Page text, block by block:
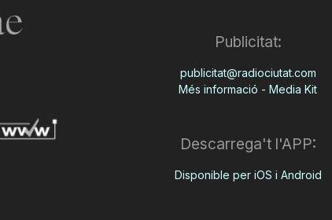
Publicitat:
publicitat@radiociutat.com
Més informació - Media Kit
Descarrega't l'APP:
Disponible per iOS i Android